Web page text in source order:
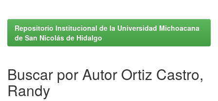
Repositorio Institucional de la Universidad Michoacana
de San Nicolás de Hidalgo
Buscar por Autor Ortiz Castro,
Randy